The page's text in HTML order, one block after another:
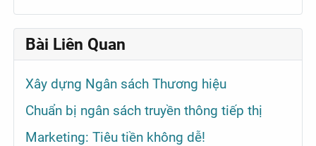
Bài Liên Quan
Xây dựng Ngân sách Thương hiệu
Chuẩn bị ngân sách truyền thông tiếp thị
Marketing: Tiêu tiền không dễ!